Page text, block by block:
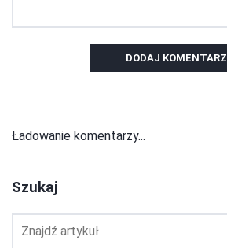
DODAJ KOMENTARZ
Ładowanie komentarzy...
Szukaj